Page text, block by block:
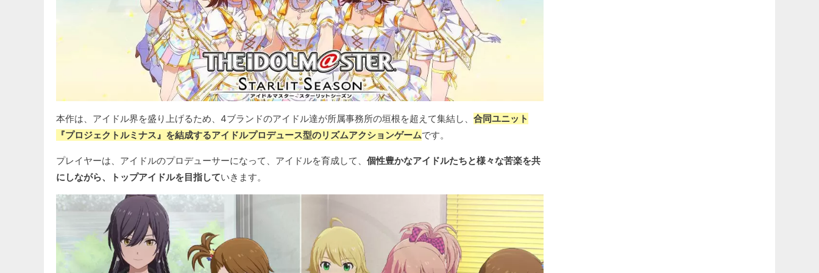
本作は、アイドル界を盛り上げるため、4ブランドのアイドル達が所属事務所の垣根を超えて集結し、 合同ユニット
『プロジェクトルミナス』を結成するアイドルプロデュース型のリズムアクションゲームです。
プレイヤーは、アイドルのプロデューサーになって、アイドルを育成して、 個性豊かなアイドルたちと様々な苦楽を共
にしながら、トップアイドルを目指していきます。